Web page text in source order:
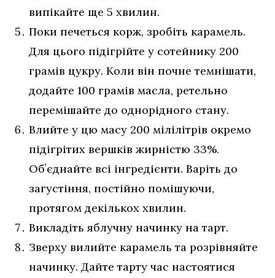
випікайте ще 5 хвилин.
Поки печеться корж, зробіть карамель.
Для цього підігрійте у сотейнику 200
грамів цукру. Коли він почне темнішати,
додайте 100 грамів масла, ретельно
перемішайте до однорідного стану.
Влийте у цю масу 200 мілілітрів окремо
підігрітих вершків жирністю 33%.
Обʼєднайте всі інгредієнти. Варіть до
загустіння, постійно помішуючи,
протягом декількох хвилин.
Викладіть яблучну начинку на тарт.
Зверху вилийте карамель та розрівняйте
начинку. Дайте тарту час настоятися